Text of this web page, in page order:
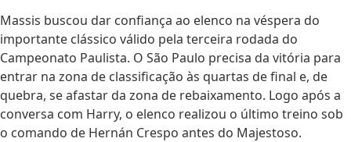
Massis buscou dar confiança ao elenco na véspera do
importante clássico válido pela terceira rodada do
Campeonato Paulista. O São Paulo precisa da vitória para
entrar na zona de classificação às quartas de final e, de
quebra, se afastar da zona de rebaixamento. Logo após a
conversa com Harry, o elenco realizou o último treino sob
o comando de Hernán Crespo antes do Majestoso.